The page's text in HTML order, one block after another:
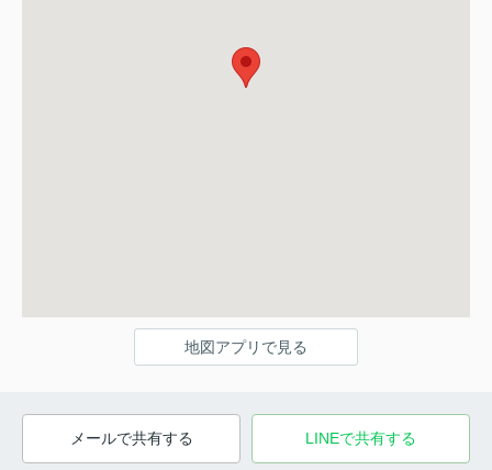
地図アプリで見る
メールで共有する LINEで共有する